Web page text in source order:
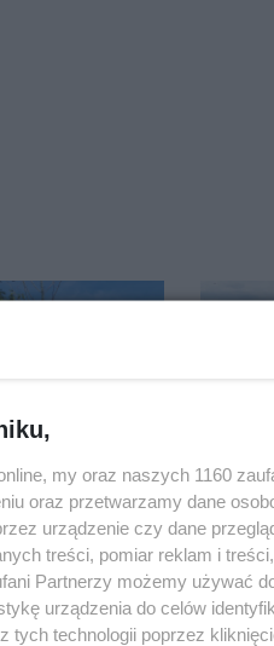
drzewa
Radny: To
my oraz naszych 1160
oraz przetwarzamy dane
urządzenie czy dane
treści, pomiar reklam i
Partnerzy możemy używać
urządzenia do celów
tych technologii poprzez